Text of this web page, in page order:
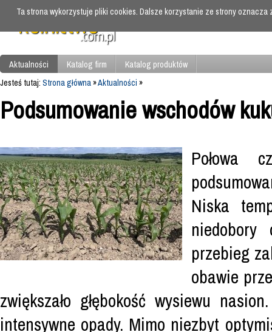
Aktualności Katalog firm
Katalog produktów
Jesteś tutaj: Strona główna»Aktualności »
Podsumowanie wschodów
Połowa
Niska
niedobory
przebieg
obawie
zwiększało głębokość wysiewu
intensywne opady. Mimo niezbyt
Ta strona wykorzystuje pliki cookies. Dalsze korzystanie ze strony